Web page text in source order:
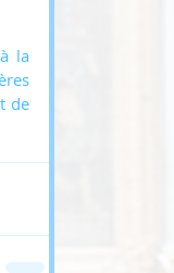
la
de